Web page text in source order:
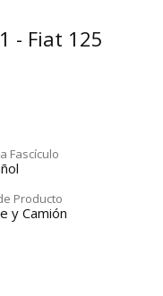
- Fiat 125
Fascículo
Producto
y Camión